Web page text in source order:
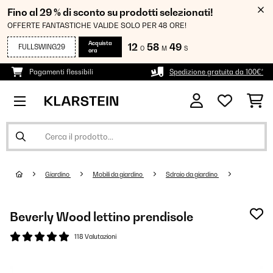
Fino al 29 % di sconto su prodotti selezionati!
OFFERTE FANTASTICHE VALIDE SOLO PER 48 ORE!
FULLSWING29
Acquista
ora
12 O 58 M 48 S
Pagamenti flessibili Spedizione gratuita da 100€*
Giardino Mobili da giardino Sdraio da giardino
Beverly Wood lettino prendisole
118 Valutazioni